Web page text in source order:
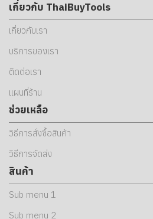
เกี่ยวกับ ThaiBuyTools
เกี่ยวกับเรา
บริการของเรา
ติดต่อเรา
แผนที่ร้าน
ช่วยเหลือ
วิธีการสั่งซื้อสินค้า
วิธีการจัดส่ง
สินค้า
Sub menu 1
Sub menu 2